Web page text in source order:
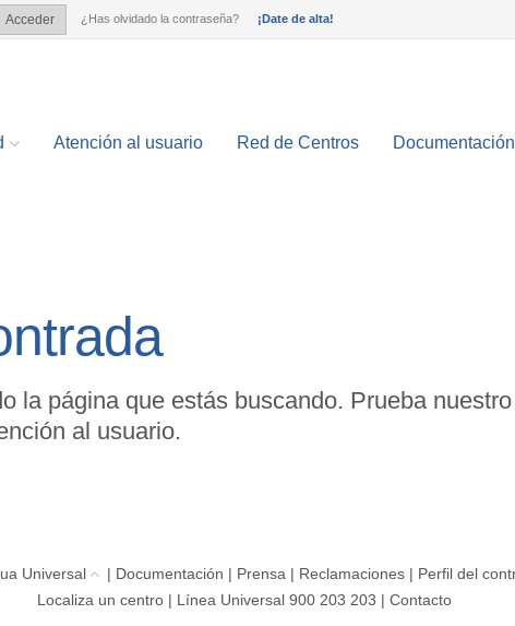
Acceder ¿Has olvidado la contraseña? ¡Date de alta!
Atención al usuario Red de Centros Documentación
la página que estás buscando. Prueba
al usuario.
Universal | Documentación | Prensa | Reclamaciones | Perfil del
Localiza un centro | Línea Universal 900 203 203 | Contacto